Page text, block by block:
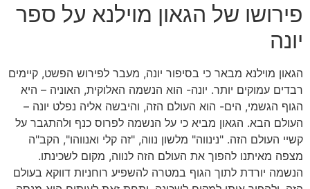
פירושו של הגאון מוילנא על ספר
יונה
הגאון מוילנא מבאר כי בסיפור יונה, מעבר לפירוש הפשט, קיימים
רבדים עמוקים יותר. יונה- הוא הנשמה האלוקית, האוניה – היא
הגוף הגשמי, הים- הוא העולם הזה, והיבשה אליה נפלט יונה –
העולם הבא. הגאון מביא כי על הנשמה לפרוס כנף ולהתגבר על
קשיי העולם הזה. "נינווה" מלשון נווה, "זה קלי ואנווהו", הקב"ה
מצפה מאיתנו להפוך את העולם הזה לנווה, מקום לשכינתו.
הנשמה יורדת לתוך הגוף במטרה להשפיע רוחניות דווקא בעולם